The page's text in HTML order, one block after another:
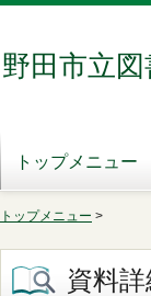
野田市立図
トップメニュー
トップメニュー >
資料詳